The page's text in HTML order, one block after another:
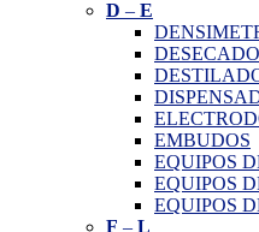
D – E
EMBUDOS
EQUIPOS
EQUIPOS
EQUIPOS
F – L